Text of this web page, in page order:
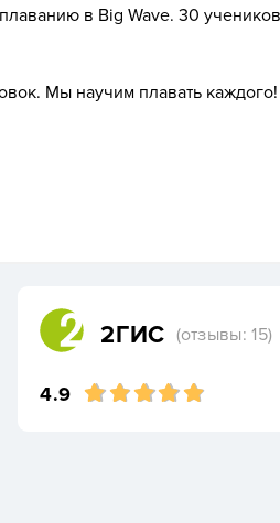
в Big Wave. 30
Мы научим плавать
2ГИС (отзывы: 15)
4.9